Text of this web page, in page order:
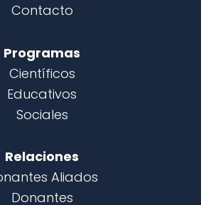
Contacto
Programas
Científicos
Educativos
Sociales
Relaciones
Aliados
Donantes